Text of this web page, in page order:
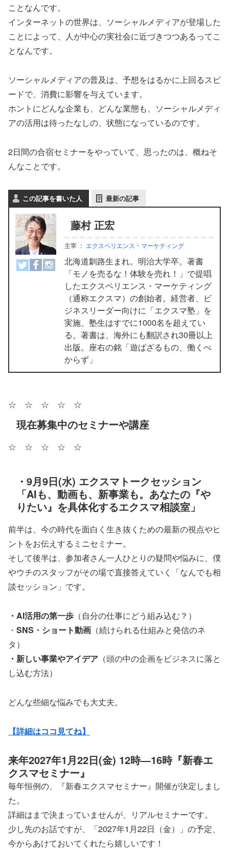
ことなんです。
インターネットの世界は、ソーシャルメディアが登場した
ことによって、人が中心の実社会に近づきつつあるってこ
となんです。
ソーシャルメディアの普及は、予想をはるかに上回るスピ
ードで、消費に影響を与えています。
ホントにどんな企業も、どんな業態も、ソーシャルメディ
アの活用は待ったなしの、状態になっているのです。
2日間の合宿セミナーをやっていて、思ったのは、概ねそ
んなことです。
この記事を書いた人 最新の記事
藤村 正宏
主宰 ： エクスペリエンス・マーケティング
北海道釧路生まれ。明治大学卒。著書
「モノを売るな！体験を売れ！」で提唱
したエクスペリエンス・マーケティング
（通称エクスマ）の創始者。経営者、ビ
ジネスリーダー向けに「エクスマ塾」を
実施、塾生はすでに1000名を超えてい
る。著書は、海外にも翻訳され30冊以上
出版。座右の銘「遊ばざるもの、働くべ
からず」
☆ ☆ ☆ ☆ ☆
現在募集中のセミナーや講座
☆ ☆ ☆ ☆ ☆
・9月9日(水) エクスマトークセッション
「AIも、動画も、新事業も。あなたの『や
りたい』を具体化するエクスマ相談室」
前半は、今の時代を面白く生き抜くための最新の視点やヒ
ントをお伝えするミニセミナー。
そして後半は、参加者さん一人ひとりの疑問や悩みに、僕
やウチのスタッフがその場で直接答えていく「なんでも相
談セッション」です。
・AI活用の第一歩 （自分の仕事にどう組み込む？）
・ SNS・ショート動画 （続けられる仕組みと発信のネ
タ）
・新しい事業やアイデア （頭の中の企画をビジネスに落と
し込む方法）
どんな些細な悩みでも大丈夫。
【詳細はココ見てね】
来年2027年1月22日(金) 12時―16時『新春エ
クスマセミナー』
毎年恒例の、『新春エクスマセミナー』開催が決定しまし
た。
詳細はまで決まっていませんが、リアルセミナーです。
少し先のお話ですが、「2027年1月22日（金）」の予定、
今からあけておいてくれたら嬉しいです！